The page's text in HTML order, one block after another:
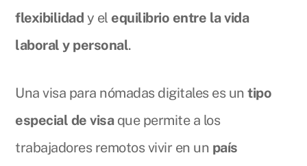
flexibilidad y el equilibrio entre la vida
laboral y personal.
Una visa para nómadas digitales es untipo
especial de visaque permite a los
trabajadores remotos vivir en un país